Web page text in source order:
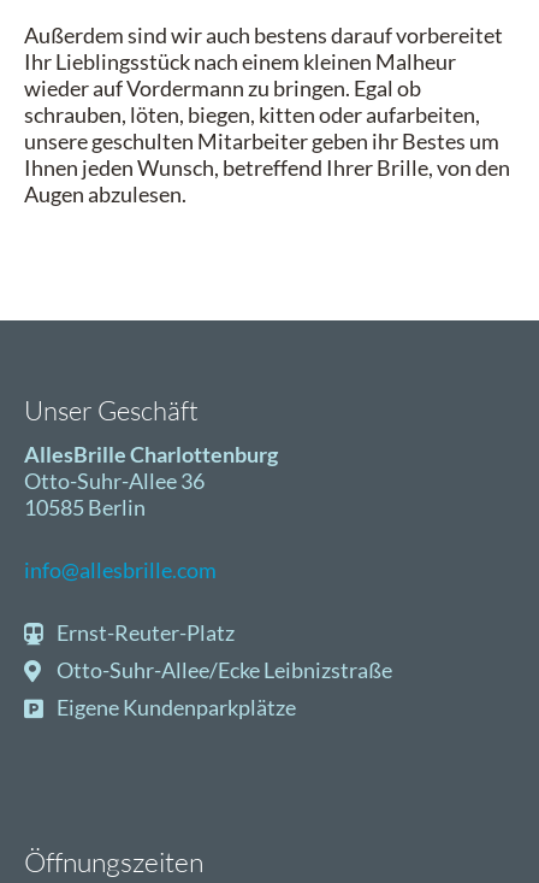
Außerdem sind wir auch bestens darauf vorbereitet
Ihr Lieblingsstück nach einem kleinen Malheur
wieder auf Vordermann zu bringen. Egal ob
schrauben, löten, biegen, kitten oder aufarbeiten,
unsere geschulten Mitarbeiter geben ihr Bestes um
Ihnen jeden Wunsch, betreffend Ihrer Brille, von den
Augen abzulesen.
Unser Geschäft
AllesBrille Charlottenburg
Otto-Suhr-Allee 36
10585 Berlin
info@allesbrille.com
Ernst-Reuter-Platz
Otto-Suhr-Allee/Ecke Leibnizstraße
Eigene Kundenparkplätze
Öffnungszeiten